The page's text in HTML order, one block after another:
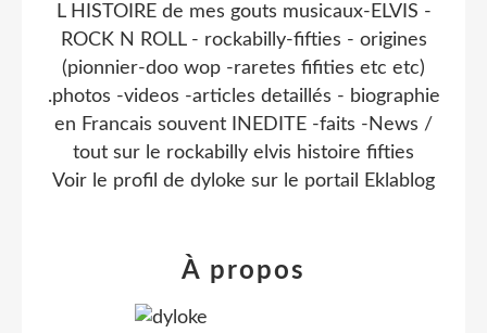
L HISTOIRE de mes gouts musicaux-ELVIS -
ROCK N ROLL - rockabilly-fifties - origines
(pionnier-doo wop -raretes fifities etc etc)
.photos -videos -articles detaillés - biographie
en Francais souvent INEDITE -faits -News /
tout sur le rockabilly elvis histoire fifties
Voir le profil de dyloke sur le portail Eklablog
À propos